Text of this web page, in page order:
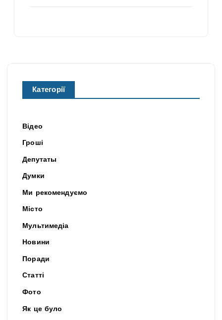
Категорії
Відео
Гроші
Депутаты
Думки
Ми рекомендуємо
Місто
Мультимедіа
Новини
Поради
Статті
Фото
Як це було